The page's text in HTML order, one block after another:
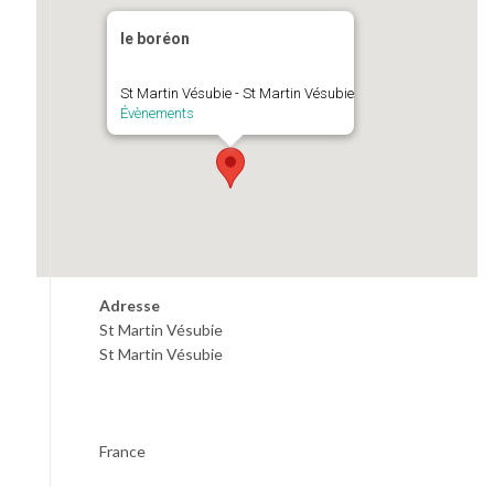
le boréon
St Martin Vésubie - St Martin Vésubie
Évènements
Adresse
St Martin Vésubie
St Martin Vésubie
France